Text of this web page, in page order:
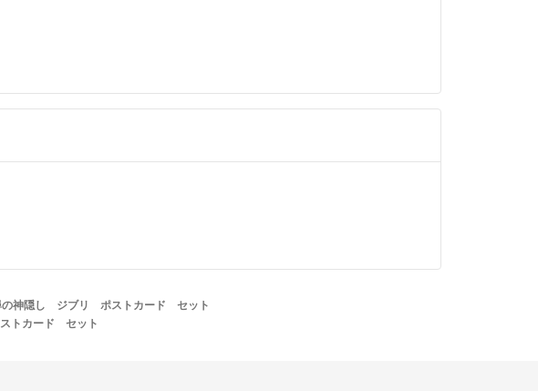
の神隠し ジブリ ポストカード セット
トカード セット